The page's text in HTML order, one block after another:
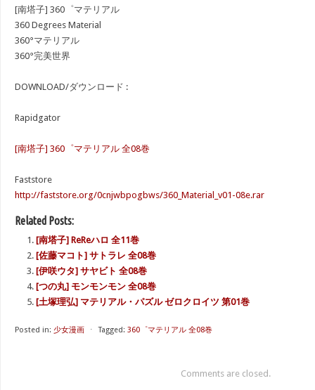
[南塔子] 360゜マテリアル
360 Degrees Material
360°マテリアル
360°完美世界
DOWNLOAD/ダウンロード :
Rapidgator
[南塔子] 360゜マテリアル 全08巻
Faststore
http://faststore.org/0cnjwbpogbws/360_Material_v01-08e.rar
Related Posts:
[南塔子] ReReハロ 全11巻
[佐藤マコト] サトラレ 全08巻
[伊咲ウタ] サヤビト 全08巻
[つの丸] モンモンモン 全08巻
[土塚理弘] マテリアル・パズル ゼロクロイツ 第01巻
Posted in: 少女漫画 ⋅ Tagged: 360゜マテリアル 全08巻
Comments are closed.